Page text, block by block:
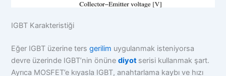
IGBT Karakteristiği
Eğer IGBT üzerine tersgerilim uygulanmak isteniyorsa
devre üzerinde IGBT’nin önünediyot serisi kullanmak şart.
Ayrıca MOSFET’e kıyasla IGBT, anahtarlama kaybı ve hızı